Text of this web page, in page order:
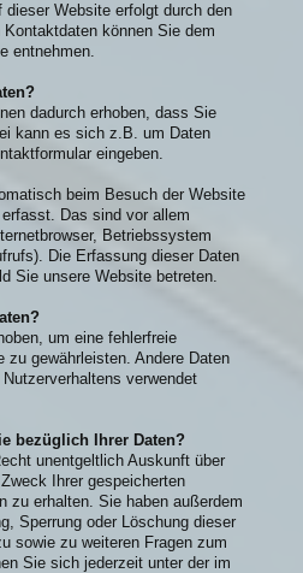
dieser Website erfolgt durch den
können Sie dem
entnehmen.
dadurch erhoben, dass Sie
kann es sich z.B. um Daten
eingeben.
beim Besuch der Website
Das sind vor allem
Betriebssystem
Die Erfassung dieser Daten
Sie unsere Website betreten.
um eine fehlerfreie
zu gewährleisten. Andere Daten
verwendet
bezüglich Ihrer Daten?
unentgeltlich Auskunft über
Ihrer gespeicherten
zu erhalten. Sie haben außerdem
Sperrung oder Löschung dieser
sowie zu weiteren Fragen zum
Sie sich jederzeit unter der im